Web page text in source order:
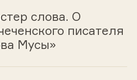
слова. О
писателя
Мусы»